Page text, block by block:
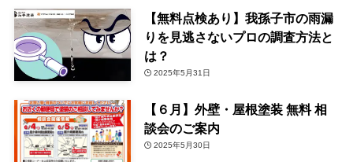
【無料点検あり】我孫子市の雨漏
りを見逃さないプロの調査方法と
は？
2025年5月31日
【６月】外壁・屋根塗装 無料 相
談会のご案内
2025年5月30日